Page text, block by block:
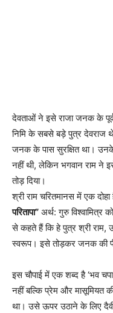
देवताओं ने इसे राजा जनक के
निमि के सबसे बड़े पुत्र देवराज
जनक के पास सुरक्षित था। उनके
नहीं थी, लेकिन भगवान राम ने
तोड़ दिया।
श्री राम चरितमानस में एक
परितापा” अर्थ: गुरु विश्वामित्र
से कहते हैं कि हे पुत्र श्री राम,
स्वरूप। इसे तोड़कर जनक की
इस चौपाई में एक शब्द है ‘भव
नहीं बल्कि प्रेम और मासूमियत
था। उसे ऊपर उठाने के लिए